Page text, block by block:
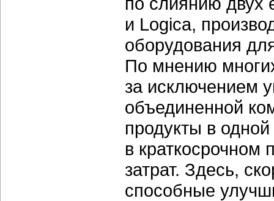
и Logica,
оборудования
По мнению
за исключением
объединенной
продукты в
в краткосрочном
затрат. Здесь,
способные